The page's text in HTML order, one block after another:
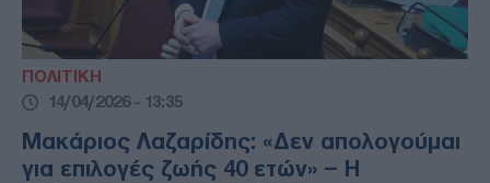
ΠΟΛΙΤΙΚΗ
14/04/2026 - 13:35
Μακάριος Λαζαρίδης: «Δεν απολογούμαι
για επιλογές ζωής 40 ετών» – Η